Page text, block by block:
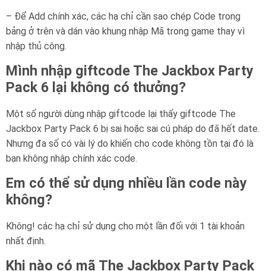
– Để Add chính xác, các hạ chỉ cần sao chép Code trong
bảng ở trên và dán vào khung nhập Mã trong game thay vì
nhập thủ công.
Mình nhập giftcode The Jackbox Party
Pack 6 lại không có thưởng?
Một số người dùng nhập giftcode lại thấy giftcode The
Jackbox Party Pack 6 bị sai hoặc sai cú pháp do đã hết date.
Nhưng đa số có vài lý do khiến cho code không tồn tại đó là
bạn không nhập chính xác code.
Em có thể sử dụng nhiều lần code này
không?
Không! các hạ chỉ sử dụng cho một lần đối với 1 tài khoản
nhất định.
Khi nào có mã The Jackbox Party Pack